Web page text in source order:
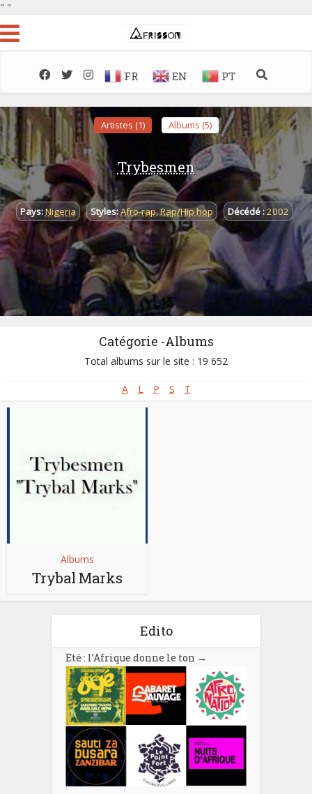
" "
FR EN PT
Artistes (1) Albums (5)
Trybesmen
Pays:Nigeria Styles:Afro-rap,Rap/Hip hop Décédé :2002
Catégorie -Albums
Total albums sur le site : 19 652
A L P S T
Albums
Trybal Marks
Edito
Eté : l’Afrique donne le ton →